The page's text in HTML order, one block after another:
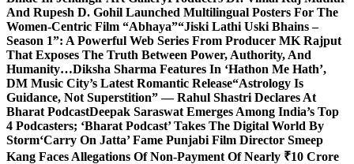
And Rupesh D. Gohil Launched Multilingual Posters For The
Women-Centric Film “Abhaya”“Jiski Lathi Uski Bhains –
Season 1”: A Powerful Web Series From Producer MK Rajput
That Exposes The Truth Between Power, Authority, And
Humanity…Diksha Sharma Features In ‘Hathon Me Hath’,
DM Music City’s Latest Romantic Release“Astrology Is
Guidance, Not Superstition” — Rahul Shastri Declares At
Bharat PodcastDeepak Saraswat Emerges Among India’s Top
4 Podcasters; ‘Bharat Podcast’ Takes The Digital World By
Storm‘Carry On Jatta’ Fame Punjabi Film Director Smeep
Kang Faces Allegations Of Non-Payment Of Nearly ₹10 Crore